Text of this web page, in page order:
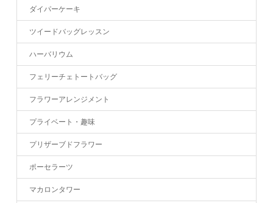
ダイパーケーキ
ツイードバッグレッスン
ハーバリウム
フェリーチェトートバッグ
フラワーアレンジメント
プライベート・趣味
プリザーブドフラワー
ポーセラーツ
マカロンタワー